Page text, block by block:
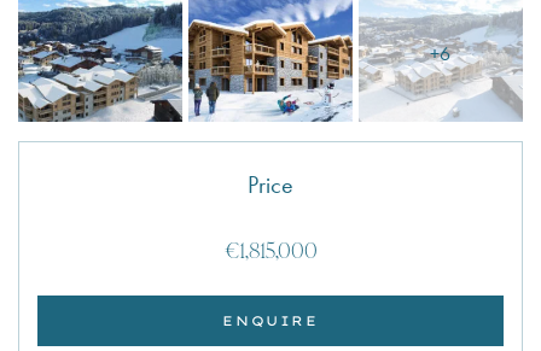
+6
Price
€1,815,000
ENQUIRE